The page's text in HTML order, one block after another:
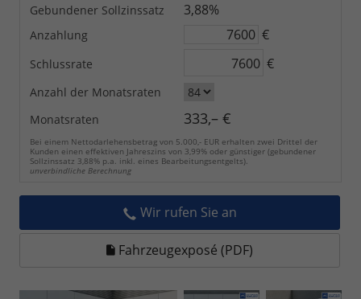
Gebundener Sollzinssatz 3,88%
Anzahlung €
Schlussrate €
Anzahl der Monatsraten
Monatsraten
333,– €
Bei einem Nettodarlehensbetrag von 5.000,- EUR erhalten zwei Drittel der
Kunden einen effektiven Jahreszins von 3,99% oder günstiger (gebundener
Sollzinssatz 3,88% p.a. inkl. eines Bearbeitungsentgelts).
unverbindliche Berechnung
Wir rufen Sie an
Fahrzeugexposé (PDF)